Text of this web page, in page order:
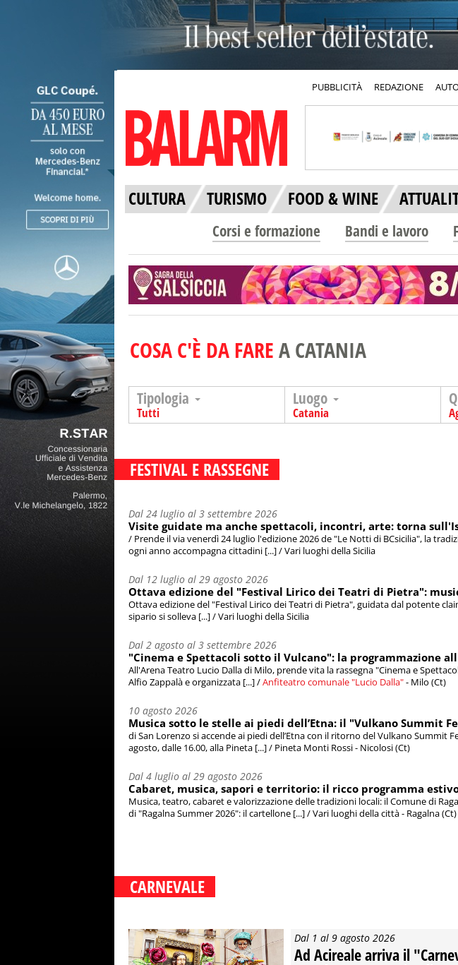
PUBBLICITÀ REDAZIONE
CULTURA TURISMO FOOD & WINE
Corsi e formazione Bandi e lavoro
COSA C'È DA FAREA CATANIA
Tipologia
Tutti
Luogo
Catania
FESTIVAL E RASSEGNE
Dal 24 luglio al 3 settembre 2026
Visite guidate ma anche spettacoli, incontri, arte: torna
/ Prende il via venerdì 24 luglio l'edizione 2026 de "Le Notti di BCsicilia", la
ogni anno accompagna cittadini [...] / Vari luoghi della Sicilia
Dal 12 luglio al 29 agosto 2026
Ottava edizione del "Festival Lirico dei Teatri di Pietra":
Ottava edizione del "Festival Lirico dei Teatri di Pietra", guidata dal potente
sipario si solleva [...] / Vari luoghi della Sicilia
Dal 2 agosto al 3 settembre 2026
"Cinema e Spettacoli sotto il Vulcano": la programmazione
All'Arena Teatro Lucio Dalla di Milo, prende vita la rassegna "Cinema e
Alfio Zappalà e organizzata [...] /Anfiteatro comunale "Lucio Dalla"- Milo (Ct)
10 agosto 2026
Musica sotto le stelle ai piedi dell’Etna: il "Vulkano Summit
di San Lorenzo si accende ai piedi dell’Etna con il ritorno del Vulkano Summit
agosto, dalle 16.00, alla Pineta [...] / Pineta Monti Rossi - Nicolosi (Ct)
Dal 4 luglio al 29 agosto 2026
Cabaret, musica, sapori e territorio: il ricco programma
Musica, teatro, cabaret e valorizzazione delle tradizioni locali: il Comune di
di "Ragalna Summer 2026": il cartellone [...] / Vari luoghi della città - Ragalna (Ct)
CARNEVALE
Dal 1 al 9 agosto 2026
Ad Acireale arriva il